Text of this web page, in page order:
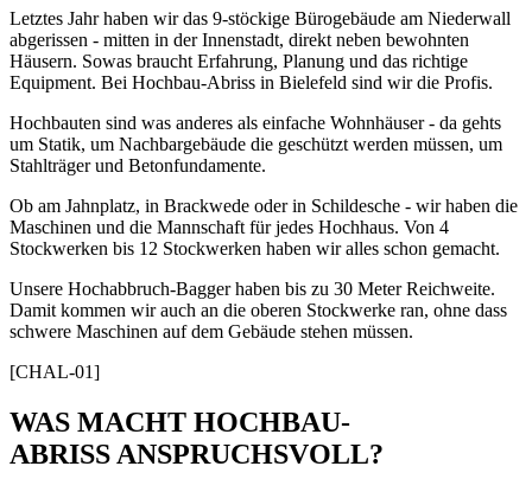
Letztes Jahr haben wir das 9-stöckige Bürogebäude am Niederwall
abgerissen - mitten in der Innenstadt, direkt neben bewohnten
Häusern. Sowas braucht Erfahrung, Planung und das richtige
Equipment. Bei Hochbau-Abriss in Bielefeld sind wir die Profis.
Hochbauten sind was anderes als einfache Wohnhäuser - da gehts
um Statik, um Nachbargebäude die geschützt werden müssen, um
Stahlträger und Betonfundamente.
Ob am Jahnplatz, in Brackwede oder in Schildesche - wir haben die
Maschinen und die Mannschaft für jedes Hochhaus. Von 4
Stockwerken bis 12 Stockwerken haben wir alles schon gemacht.
Unsere Hochabbruch-Bagger haben bis zu 30 Meter Reichweite.
Damit kommen wir auch an die oberen Stockwerke ran, ohne dass
schwere Maschinen auf dem Gebäude stehen müssen.
[CHAL-01]
WAS MACHT HOCHBAU-
ABRISS ANSPRUCHSVOLL?